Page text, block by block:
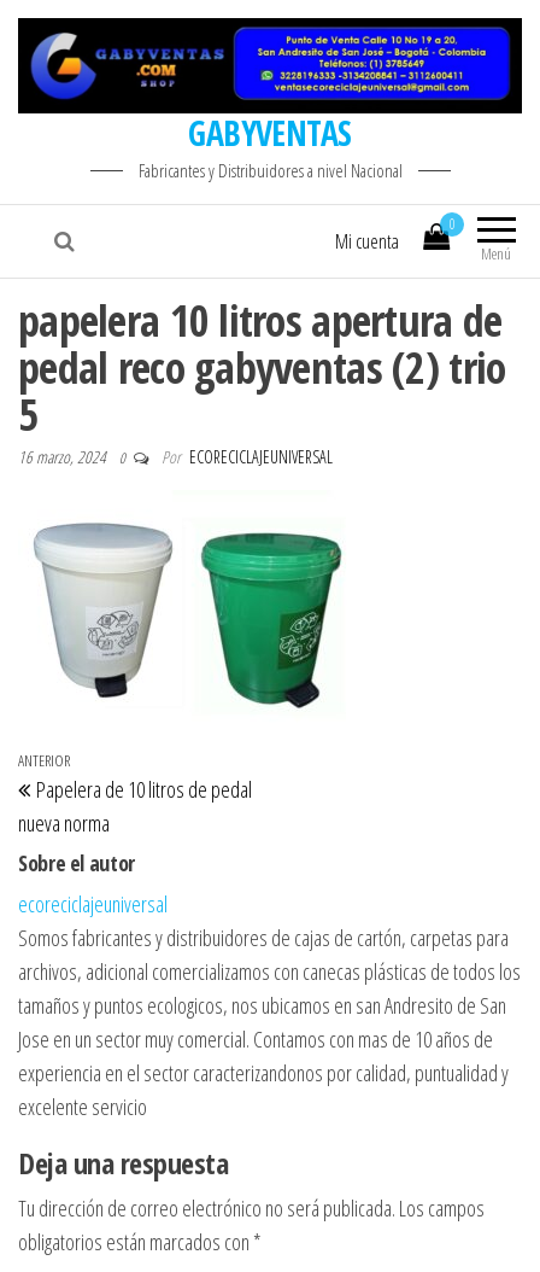
GABYVENTAS
Fabricantes y Distribuidores a nivel Nacional
Menú
0
Mi cuenta
papelera 10 litros apertura de
pedal reco gabyventas (2) trio
5
16 marzo, 2024 0 Por ECORECICLAJEUNIVERSAL
Navegación de entradas
Entrada anterior
ANTERIOR
Papelera de 10 litros de pedal
nueva norma
Sobre el autor
ecoreciclajeuniversal
Somos fabricantes y distribuidores de cajas de cartón, carpetas para
archivos, adicional comercializamos con canecas plásticas de todos los
tamaños y puntos ecologicos, nos ubicamos en san Andresito de San
Jose en un sector muy comercial. Contamos con mas de 10 años de
experiencia en el sector caracterizandonos por calidad, puntualidad y
excelente servicio
Deja una respuesta
Tu dirección de correo electrónico no será publicada. Los campos
obligatorios están marcados con *